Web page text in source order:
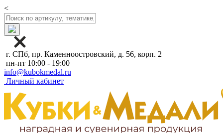
<
г. СПб, пр. Каменноостровский, д. 56, корп. 2
пн-пт 10:00 - 19:00
info@kubokmedal.ru
Личный кабинет